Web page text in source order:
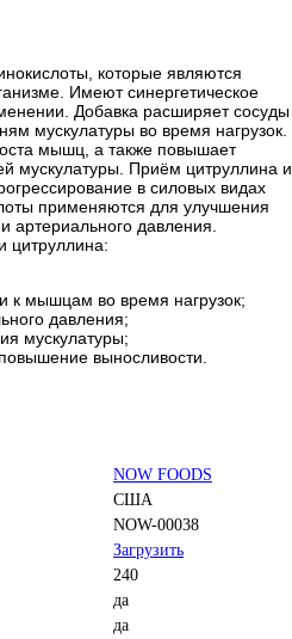
которые являются
Имеют синергетическое
Добавка расширяет сосуды
мускулатуры во время нагрузок.
мышц, а также повышает
мускулатуры. Приём цитруллина и
в силовых видах
применяются для улучшения
артериального давления.
цитруллина:
к мышцам во время нагрузок;
давления;
мускулатуры;
выносливости.
NOW FOODS
США
NOW-00038
Загрузить
240
да
да